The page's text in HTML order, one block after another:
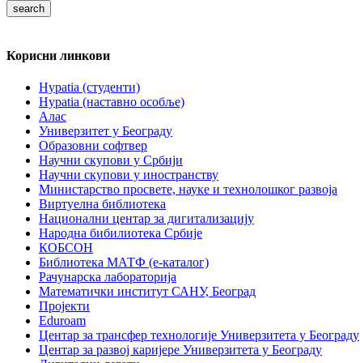
Корисни линкови
Hypatia (студенти)
Hypatia (наставно особље)
Алас
Универзитет у Београду
Образовни софтвер
Научни скупови у Србији
Научни скупови у иностранству
Министарство просвете, науке и технолошког развоја
Виртуелна библиотека
Национални центар за дигитализацију
Народна бибилиотека Србије
КОБСОН
Библиотека МАТФ (е-каталог)
Рачунарска лабораторија
Математички институт САНУ, Београд
Пројекти
Eduroam
Центар за трансфер технологије Универзитета у Београду
Центар за развој каријере Универзитета у Београду